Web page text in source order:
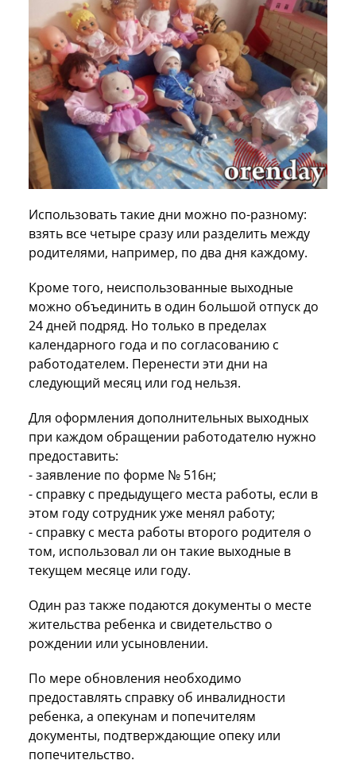
Использовать такие дни можно по-разному:
взять все четыре сразу или разделить между
родителями, например, по два дня каждому.
Кроме того, неиспользованные выходные
можно объединить в один большой отпуск до
24 дней подряд. Но только в пределах
календарного года и по согласованию с
работодателем. Перенести эти дни на
следующий месяц или год нельзя.
Для оформления дополнительных выходных
при каждом обращении работодателю нужно
предоставить:
- заявление по форме № 516н;
- справку с предыдущего места работы, если в
этом году сотрудник уже менял работу;
- справку с места работы второго родителя о
том, использовал ли он такие выходные в
текущем месяце или году.
Один раз также подаются документы о месте
жительства ребенка и свидетельство о
рождении или усыновлении.
По мере обновления необходимо
предоставлять справку об инвалидности
ребенка, а опекунам и попечителям
документы, подтверждающие опеку или
попечительство.